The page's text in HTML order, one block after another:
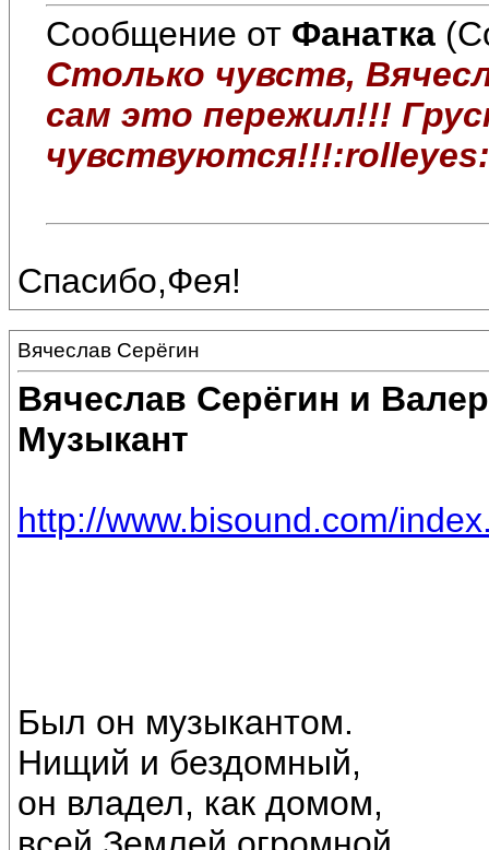
Сообщение от Фанатка
Столько чувств,
сам это пережил!!!
Спасибо,Фея!
Вячеслав Серёгин
Вячеслав Серёгин и
Музыкант
http://www.bisound.com/
Был он музыкантом.
Нищий и бездомный,
он владел, как домом,